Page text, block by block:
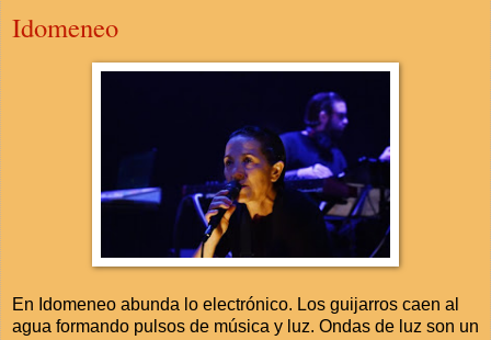
Idomeneo
En Idomeneo abunda lo electrónico. Los guijarros caen al
agua formando pulsos de música y luz. Ondas de luz son un